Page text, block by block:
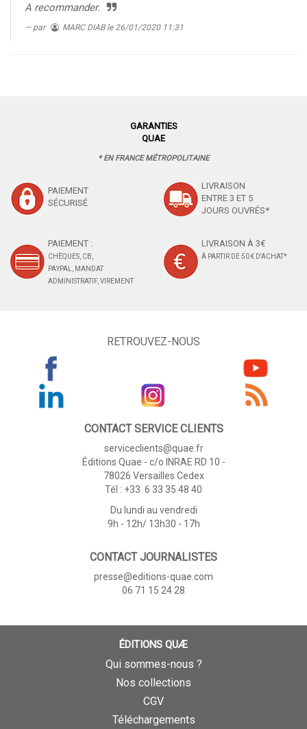
A recommander.
par MARC DIAB le 26/01/2020 11:31
GARANTIES
QUAE
* EN FRANCE MÉTROPOLITAINE
PAIEMENT
SÉCURISÉ
LIVRAISON
ENTRE 3 ET 5
JOURS OUVRÉS*
PAIEMENT :
CHÈQUES, CB,
PAYPAL, MANDAT
ADMINISTRATIF, VIREMENT
LIVRAISON À 3€
À PARTIR DE 50 € D'ACHAT*
RETROUVEZ-NOUS
CONTACT SERVICE CLIENTS
serviceclients@quae.fr
Éditions Quae - c/o INRAE RD 10 -
78026 Versailles Cedex
Tél : +33 6 33 35 48 40
Du lundi au vendredi
9h - 12h/ 13h30 - 17h
CONTACT JOURNALISTES
presse@editions-quae.com
06 71 15 24 28
ÉDITIONS QUÆ
Qui sommes-nous ?
Nos collections
CGV
Téléchargements